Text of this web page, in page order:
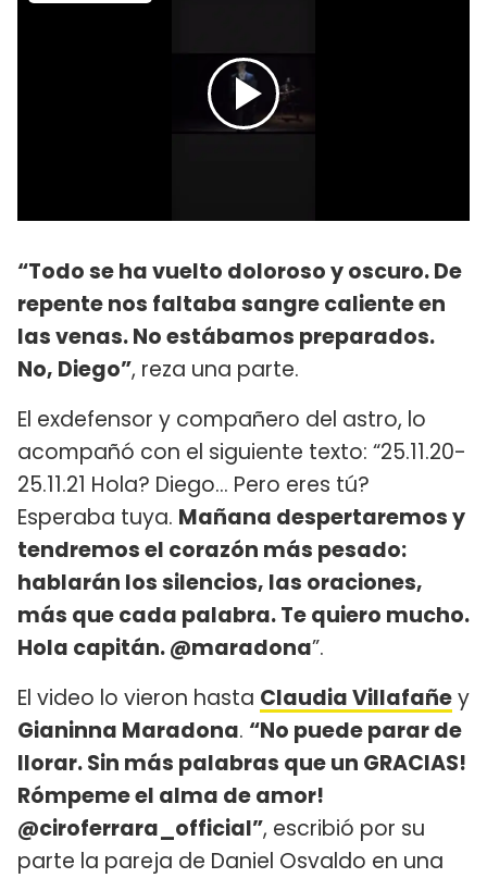
“Todo se ha vuelto doloroso y oscuro. De
repente nos faltaba sangre caliente en
las venas. No estábamos preparados.
No, Diego”, reza una parte.
El exdefensor y compañero del astro, lo
acompañó con el siguiente texto: “25.11.20-
25.11.21 Hola? Diego… Pero eres tú?
Esperaba tuya. Mañana despertaremos y
tendremos el corazón más pesado:
hablarán los silencios, las oraciones,
más que cada palabra. Te quiero mucho.
Hola capitán. @maradona”.
El video lo vieron hasta Claudia Villafañey
Gianinna Maradona. “No puede parar de
llorar. Sin más palabras que un GRACIAS!
Rómpeme el alma de amor!
@ciroferrara_official”, escribió por su
parte la pareja de Daniel Osvaldo en una